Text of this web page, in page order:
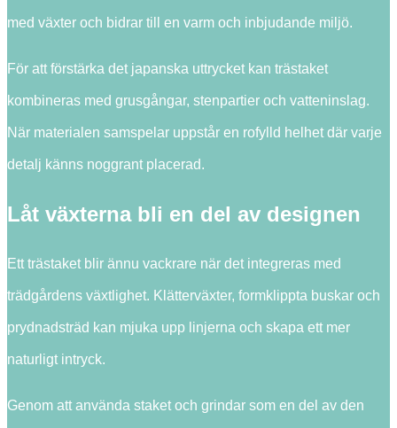
med växter och bidrar till en varm och inbjudande miljö.
För att förstärka det japanska uttrycket kan trästaket
kombineras med grusgångar, stenpartier och vatteninslag.
När materialen samspelar uppstår en rofylld helhet där varje
detalj känns noggrant placerad.
Låt växterna bli en del av designen
Ett trästaket blir ännu vackrare när det integreras med
trädgårdens växtlighet. Klätterväxter, formklippta buskar och
prydnadsträd kan mjuka upp linjerna och skapa ett mer
naturligt intryck.
Genom att använda staket och grindar som en del av den